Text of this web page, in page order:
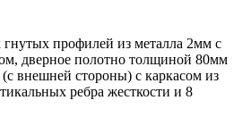
гнутых профилей из металла 2мм с
дверное полотно толщиной 80мм
внешней стороны) c каркасом из
ребра жесткости и 8